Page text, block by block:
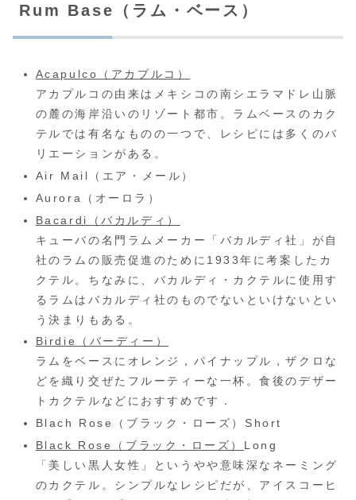
Rum Base（ラム・ベース）
Acapulco
（アカプルコ）
アカプルコの由来はメキシコの南シエラマドレ山脈
の麓の海岸沿いのリゾート都市。ラムベースのカク
テルでは有名なものの一つで、レシピには多くのバ
リエーションがある。
Air Mail（エア・メール）
Aurora（オーロラ）
Bacardi（バカルディ）
キューバの名門ラムメーカー「バカルディ社」が自
社のラムの販売促進のために1933年に考案したカ
クテル。ちなみに、バカルディ・カクテルに使用す
るラムはバカルディ社のものでないといけないとい
う決まりもある。
Birdie（バーディー）
ラムをベースにオレンジ，パイナップル，ザクロな
どを織り交ぜたフルーティーな一杯。食後のデザー
トカクテルなどにおすすめです．
Blach Rose（ブラック・ローズ）Short
Black Rose（ブラック・ローズ） Long
「美しい黒人女性」というやや意味深なネーミング
のカクテル。シンプルなレシピだが、アイスコーヒ